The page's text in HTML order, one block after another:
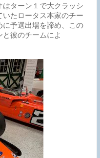
ターン１で大クラッシ
いたロータス本家のチー
に予選出場を諦め、この
彼のチームによ